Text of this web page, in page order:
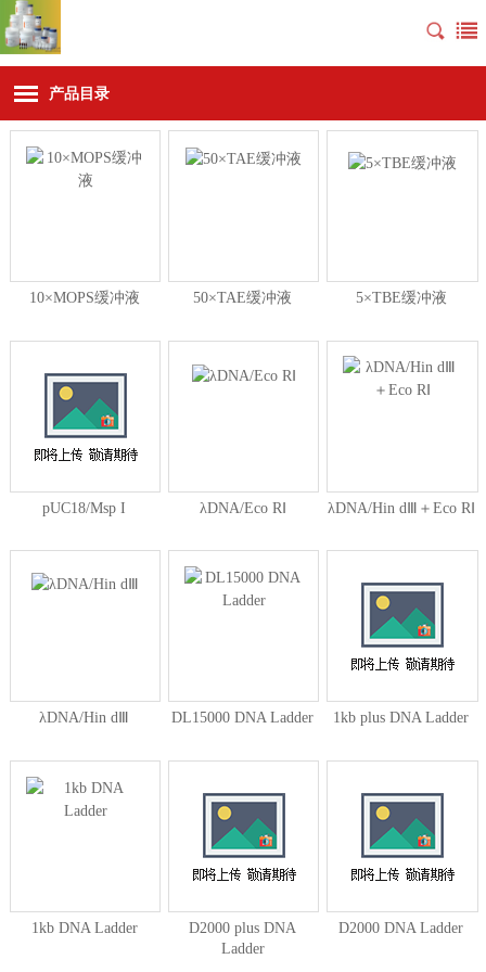
产品目录
10×MOPS缓冲液 50×TAE缓冲液 5×TBE缓冲液
pUC18/Msp I λDNA/Eco RⅠ λDNA/Hin dⅢ＋Eco RⅠ
λDNA/Hin dⅢ DL15000 DNA Ladder 1kb plus DNA Ladder
1kb DNA Ladder
D2000 plus DNA
Ladder
D2000 DNA Ladder